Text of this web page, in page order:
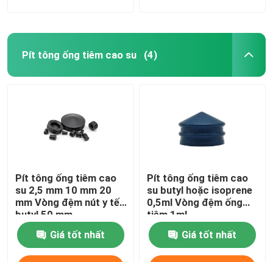
Pít tông ống tiêm cao su (4)
Pít tông ống tiêm cao
su 2,5 mm 10 mm 20
mm Vòng đệm nút y tế
butyl 50 mm
Giá tốt nhất
Pít tông ống tiêm cao
su butyl hoặc isoprene
0,5ml Vòng đệm ống
tiêm 1ml
Giá tốt nhất